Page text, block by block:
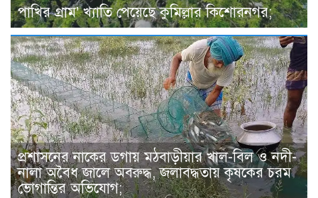
পাখির গ্রাম’ খ্যাতি পেয়েছে কুমিল্লার কিশোরনগর;
প্রশাসনের নাকের ডগায় মঠবাড়ীয়ার খাল-বিল ও নদী-
নালা অবৈধ জালে অবরুদ্ধ, জলাবদ্ধতায় কৃষকের চরম
ভোগান্তির অভিযোগ;